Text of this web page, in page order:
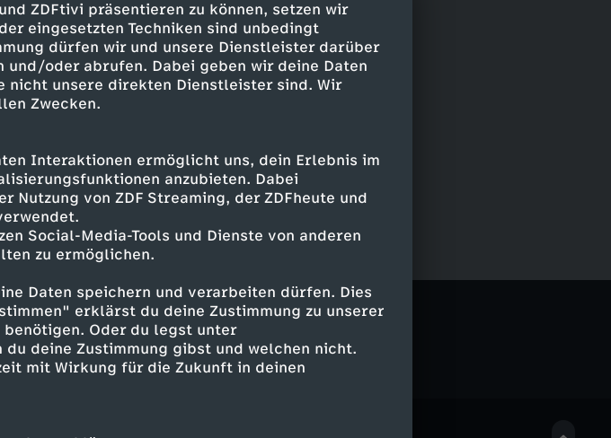
ZDFtivi präsentieren zu können, setzen wir
eingesetzten Techniken sind unbedingt
dürfen wir und unsere Dienstleister darüber
oder abrufen. Dabei geben wir deine Daten
nicht unsere direkten Dienstleister sind. Wir
Zwecken.
Interaktionen ermöglicht uns, dein Erlebnis im
anzubieten. Dabei
von ZDF Streaming, der ZDFheute und
Social-Media-Tools und Dienste von anderen
zu ermöglichen.
Daten speichern und verarbeiten dürfen. Dies
erklärst du deine Zustimmung zu unserer
Oder du legst unter
deine Zustimmung gibst und welchen nicht.
mit Wirkung für die Zukunft in deinen
Thiele